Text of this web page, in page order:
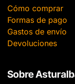
Cómo comprar
Formas de pago
Gastos de envío
Devoluciones
Sobre